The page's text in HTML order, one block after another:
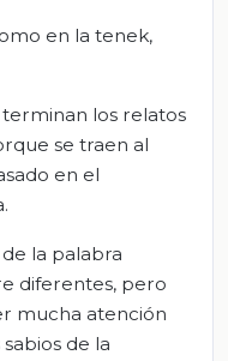
en la tenek,
los relatos
se traen al
en el
la palabra
diferentes, pero
mucha atención
de la